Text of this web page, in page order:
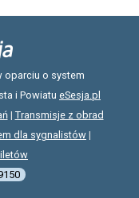
oparciu o system
i Powiatu eSesja.pl
| Transmisje z obrad
dla sygnalistów |